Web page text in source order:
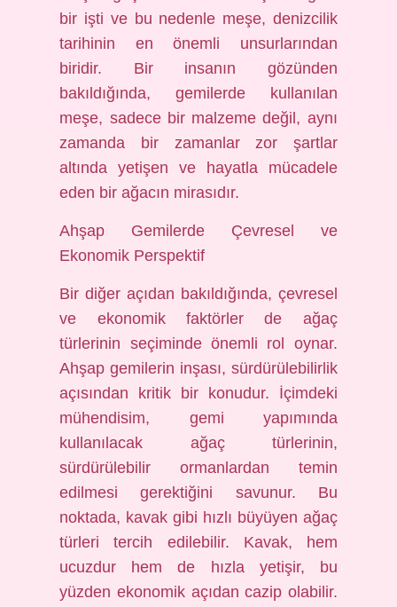
bir işti ve bu nedenle meşe, denizcilik
tarihinin en önemli unsurlarından
biridir. Bir insanın gözünden
bakıldığında, gemilerde kullanılan
meşe, sadece bir malzeme değil, aynı
zamanda bir zamanlar zor şartlar
altında yetişen ve hayatla mücadele
eden bir ağacın mirasıdır.
Ahşap Gemilerde Çevresel ve
Ekonomik Perspektif
Bir diğer açıdan bakıldığında, çevresel
ve ekonomik faktörler de ağaç
türlerinin seçiminde önemli rol oynar.
Ahşap gemilerin inşası, sürdürülebilirlik
açısından kritik bir konudur. İçimdeki
mühendisim, gemi yapımında
kullanılacak ağaç türlerinin,
sürdürülebilir ormanlardan temin
edilmesi gerektiğini savunur. Bu
noktada, kavak gibi hızlı büyüyen ağaç
türleri tercih edilebilir. Kavak, hem
ucuzdur hem de hızla yetişir, bu
yüzden ekonomik açıdan cazip olabilir.